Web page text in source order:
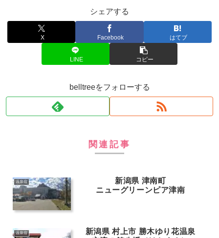
シェアする
X Facebook はてブ
LINE コピー
belltreeをフォローする
関連記事
温泉宿
新潟県 津南町
ニューグリーンピア津南
温泉宿
新潟県 村上市 勝木ゆり花温泉